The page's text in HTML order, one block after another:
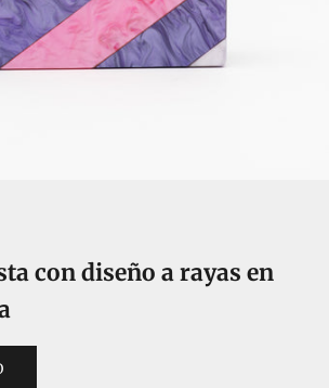
con diseño a rayas en